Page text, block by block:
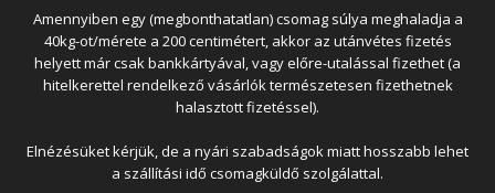
Amennyiben egy (megbonthatatlan) csomag súlya meghaladja a
40kg-ot/mérete a 200 centimétert, akkor az utánvétes fizetés
helyett már csak bankkártyával, vagy előre-utalással fizethet (a
hitelkerettel rendelkező vásárlók természetesen fizethetnek
halasztott fizetéssel).
Elnézésüket kérjük, de a nyári szabadságok miatt hosszabb lehet
a szállítási idő csomagküldő szolgálattal.